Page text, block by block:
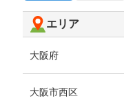
エリア
大阪府
大阪市西区